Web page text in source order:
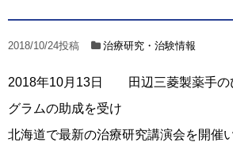
2018/10/24投稿 治療研究・治験情報
2018年10月13日 田辺三菱製薬手の
グラムの助成を受け
北海道で最新の治療研究講演会を開催